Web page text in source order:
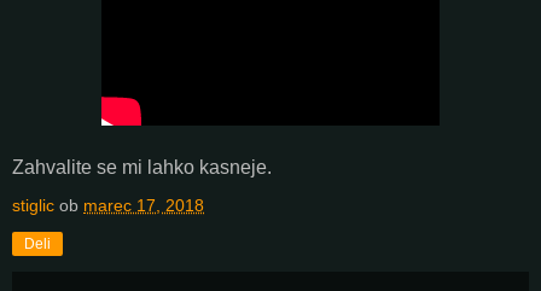
Zahvalite se mi lahko kasneje.
stiglic ob marec 17, 2018
Deli